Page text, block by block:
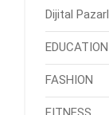
Dijital
EDUCATION
FASHION